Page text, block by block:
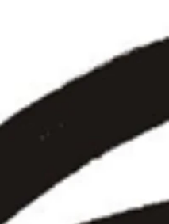
den Doppeln! Alle drei gingen
3:0 Führung, alle dachten
wieder locker.“ Spoiler:
Einzeln ging’s dann nämlich
Vorne punkteten Knöll und